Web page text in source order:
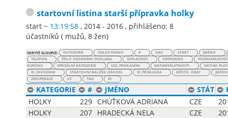
startovní listinastarší přípravka holky
start ~ 13:19:58 , 2014 - 2016, přihlášeno: 8
účastníků (mužů, 8 žen)
SKRYTÉ SLOUPCE: KATEGORIE CISLOVYDANO # SIAC START
JMÉNO
TELEFON
ČÍSLO OSOBNÍHO DOKLADU ZAPLACENO OBDRZENO
KUPÓNU
SPECIÁLNÍ KATEGORIE CAS_PRIHLASENI DATUMSPLATNOSTI
ID_ZAVODNIK
STARTOVNÍ BALÍČEK (ZÁVOD) ID_PRIHLASKA MĚSTO, OBEC
JMÉNO
ZIDOPERACE
VS TAG ID
KATEGORIE # JMÉNO STÁT
HOLKY
229 CHÚŤKOVÁ ADRIANA CZE
HOLKY
207 HRADECKÁ NELA CZE